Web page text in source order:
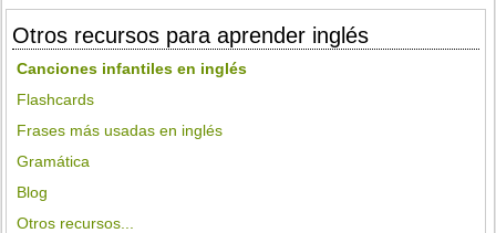
Otros recursos para aprender inglés
Canciones infantiles en inglés
Flashcards
Frases más usadas en inglés
Gramática
Blog
Otros recursos...